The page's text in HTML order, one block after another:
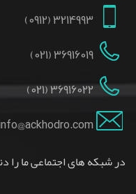
3214993 (0912)
36916019 (021)
36916022 (021)
در شبکه های اجتماعی ما را